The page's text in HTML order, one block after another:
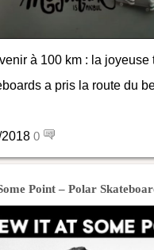
à 100 km : la joyeuse
a pris la route du
0
Point – Polar